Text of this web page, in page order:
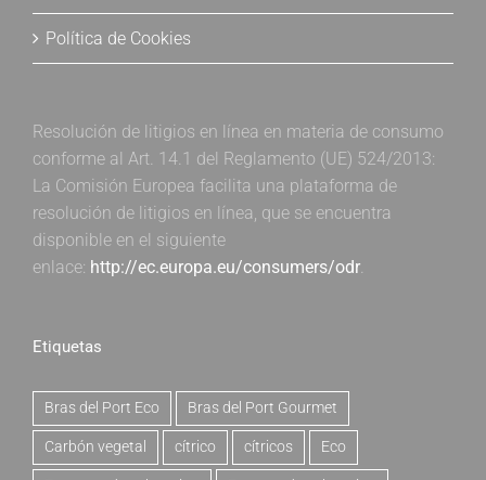
Política de Cookies
Resolución de litigios en línea en materia de consumo
conforme al Art. 14.1 del Reglamento (UE) 524/2013:
La Comisión Europea facilita una plataforma de
resolución de litigios en línea, que se encuentra
disponible en el siguiente
enlace: http://ec.europa.eu/consumers/odr.
Etiquetas
Bras del Port Eco Bras del Port Gourmet
Carbón vegetal cítrico cítricos Eco